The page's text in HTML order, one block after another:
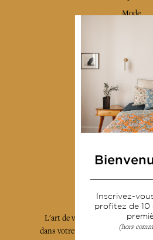
Mode
Livraison &
CGV
Devenir
Notre
L'art de vivre JAMINI raconté
dans votre boîte mail. Inscrivez
Inscrivez-
profitez de
(hors